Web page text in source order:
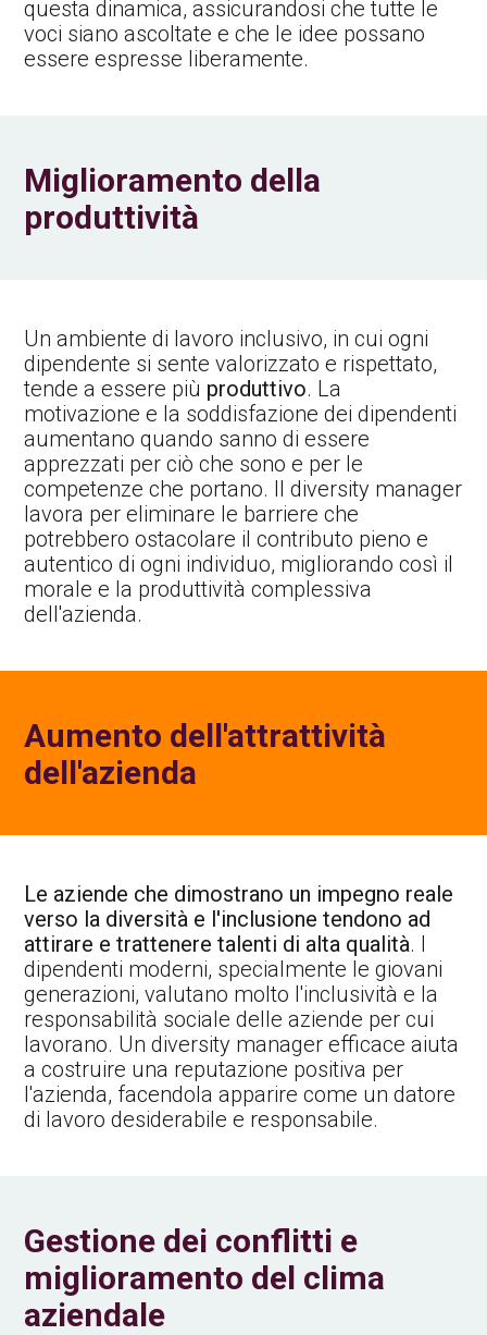
questa dinamica, assicurandosi che tutte le
voci siano ascoltate e che le idee possano
essere espresse liberamente.
Miglioramento della
produttività
Un ambiente di lavoro inclusivo, in cui ogni
dipendente si sente valorizzato e rispettato,
tende a essere più produttivo. La
motivazione e la soddisfazione dei dipendenti
aumentano quando sanno di essere
apprezzati per ciò che sono e per le
competenze che portano. Il diversity manager
lavora per eliminare le barriere che
potrebbero ostacolare il contributo pieno e
autentico di ogni individuo, migliorando così il
morale e la produttività complessiva
dell'azienda.
Aumento dell'attrattività
dell'azienda
Le aziende che dimostrano un impegno reale
verso la diversità e l'inclusione tendono ad
attirare e trattenere talenti di alta qualità. I
dipendenti moderni, specialmente le giovani
generazioni, valutano molto l'inclusività e la
responsabilità sociale delle aziende per cui
lavorano. Un diversity manager efficace aiuta
a costruire una reputazione positiva per
l'azienda, facendola apparire come un datore
di lavoro desiderabile e responsabile.
Gestione dei conflitti e
miglioramento del clima
aziendale